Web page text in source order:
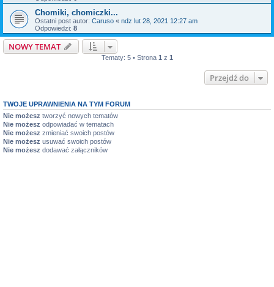
Chomiki, chomiczki...
Ostatni post autor: Caruso « ndz lut 28, 2021 12:27 am
Odpowiedzi: 8
NOWY TEMAT
Tematy: 5 • Strona 1 z 1
Przejdź do
TWOJE UPRAWNIENIA NA TYM FORUM
Nie możesz tworzyć nowych tematów
Nie możesz odpowiadać w tematach
Nie możesz zmieniać swoich postów
Nie możesz usuwać swoich postów
Nie możesz dodawać załączników